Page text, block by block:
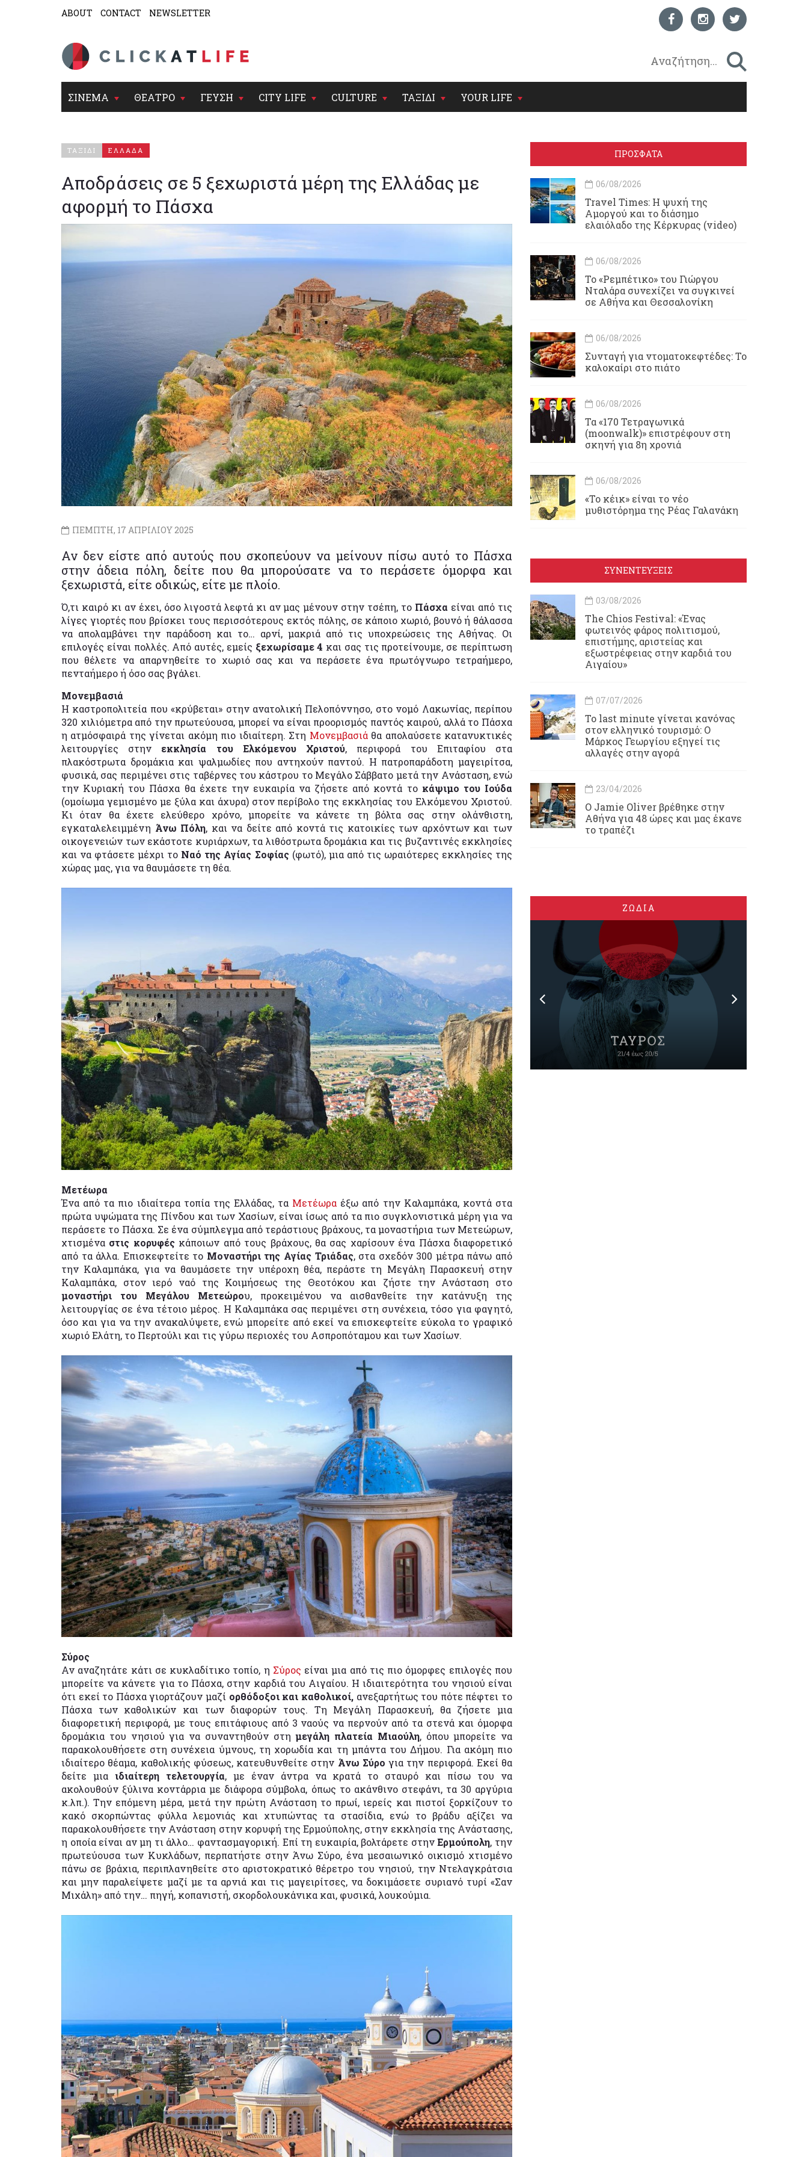
ABOUT CONTACT NEWSLETTER
ΣΙΝΕΜΑ ΘΕΑΤΡΟ ΓΕΥΣΗ CITY LIFE CULTURE ΤΑΞΙΔΙ YOUR LIFE
ΤΑΞΙΔΙ ΕΛΛΑΔΑ
Αποδράσεις σε 5 ξεχωριστά μέρη της Ελλάδας με
αφορμή το Πάσχα
ΠΕΜΠΤΗ, 17 ΑΠΡΙΛΙΟΥ 2025
Αν δεν είστε από αυτούς που σκοπεύουν να μείνουν πίσω αυτό το Πάσχα
στην άδεια πόλη, δείτε που θα μπορούσατε να το περάσετε όμορφα και
ξεχωριστά, είτε οδικώς, είτε με πλοίο.
Ό,τι καιρό κι αν έχει, όσο λιγοστά λεφτά κι αν μας μένουν στην τσέπη, το Πάσχα είναι από τις
λίγες γιορτές που βρίσκει τους περισσότερους εκτός πόλης, σε κάποιο χωριό, βουνό ή θάλασσα
να απολαμβάνει την παράδοση και το… αρνί, μακριά από τις υποχρεώσεις της Αθήνας. Οι
επιλογές είναι πολλές. Από αυτές, εμείς ξεχωρίσαμε 4 και σας τις προτείνουμε, σε περίπτωση
που θέλετε να απαρνηθείτε το χωριό σας και να περάσετε ένα πρωτόγνωρο τετραήμερο,
πενταήμερο ή όσο σας βγάλει.
Μονεμβασιά
Η καστροπολιτεία που «κρύβεται» στην ανατολική Πελοπόννησο, στο νομό Λακωνίας, περίπου
320 χιλιόμετρα από την πρωτεύουσα, μπορεί να είναι προορισμός παντός καιρού, αλλά το Πάσχα
η ατμόσφαιρά της γίνεται ακόμη πιο ιδιαίτερη. Στη Μονεμβασιάθα απολαύσετε κατανυκτικές
λειτουργίες στην εκκλησία του Ελκόμενου Χριστού, περιφορά του Επιταφίου στα
πλακόστρωτα δρομάκια και ψαλμωδίες που αντηχούν παντού. Η πατροπαράδοτη μαγειρίτσα,
φυσικά, σας περιμένει στις ταβέρνες του κάστρου το Μεγάλο Σάββατο μετά την Ανάσταση, ενώ
την Κυριακή του Πάσχα θα έχετε την ευκαιρία να ζήσετε από κοντά το κάψιμο του Ιούδα
(ομοίωμα γεμισμένο με ξύλα και άχυρα) στον περίβολο της εκκλησίας του Ελκόμενου Χριστού.
Κι όταν θα έχετε ελεύθερο χρόνο, μπορείτε να κάνετε τη βόλτα σας στην ολάνθιστη,
εγκαταλελειμμένη Άνω Πόλη, και να δείτε από κοντά τις κατοικίες των αρχόντων και των
οικογενειών των εκάστοτε κυριάρχων, τα λιθόστρωτα δρομάκια και τις βυζαντινές εκκλησίες
και να φτάσετε μέχρι το Ναό της Αγίας Σοφίας(φωτό), μια από τις ωραιότερες εκκλησίες της
χώρας μας, για να θαυμάσετε τη θέα.
Μετέωρα
Ένα από τα πιο ιδιαίτερα τοπία της Ελλάδας, τα Μετέωρα έξω από την Καλαμπάκα, κοντά στα
πρώτα υψώματα της Πίνδου και των Χασίων, είναι ίσως από τα πιο συγκλονιστικά μέρη για να
περάσετε το Πάσχα. Σε ένα σύμπλεγμα από τεράστιους βράχους, τα μοναστήρια των Μετεώρων,
χτισμένα στις κορυφές κάποιων από τους βράχους, θα σας χαρίσουν ένα Πάσχα διαφορετικό
από τα άλλα. Επισκεφτείτε το Μοναστήρι της Αγίας Τριάδας, στα σχεδόν 300 μέτρα πάνω από
την Καλαμπάκα, για να θαυμάσετε την υπέροχη θέα, περάστε τη Μεγάλη Παρασκευή στην
Καλαμπάκα, στον ιερό ναό της Κοιμήσεως της Θεοτόκου και ζήστε την Ανάσταση στο
μοναστήρι του Μεγάλου Μετεώρου, προκειμένου να αισθανθείτε την κατάνυξη της
λειτουργίας σε ένα τέτοιο μέρος. Η Καλαμπάκα σας περιμένει στη συνέχεια, τόσο για φαγητό,
όσο και για να την ανακαλύψετε, ενώ μπορείτε από εκεί να επισκεφτείτε εύκολα το γραφικό
χωριό Ελάτη, το Περτούλι και τις γύρω περιοχές του Ασπροπόταμου και των Χασίων.
Σύρος
Αν αναζητάτε κάτι σε κυκλαδίτικο τοπίο, η Σύρος είναι μια από τις πιο όμορφες επιλογές που
μπορείτε να κάνετε για το Πάσχα, στην καρδιά του Αιγαίου. Η ιδιαιτερότητα του νησιού είναι
ότι εκεί το Πάσχα γιορτάζουν μαζί ορθόδοξοι και καθολικοί,ανεξαρτήτως του πότε πέφτει το
Πάσχα των καθολικών και των διαφορών τους. Τη Μεγάλη Παρασκευή, θα ζήσετε μια
διαφορετική περιφορά, με τους επιτάφιους από 3 ναούς να περνούν από τα στενά και όμορφα
δρομάκια του νησιού για να συναντηθούν στη μεγάλη πλατεία Μιαούλη, όπου μπορείτε να
παρακολουθήσετε στη συνέχεια ύμνους, τη χορωδία και τη μπάντα του Δήμου. Για ακόμη πιο
ιδιαίτερο θέαμα, καθολικής φύσεως, κατευθυνθείτε στην Άνω Σύρο για την περιφορά. Εκεί θα
δείτε μιαιδιαίτερη τελετουργία, με έναν άντρα να κρατά το σταυρό και πίσω του να
ακολουθούν ξύλινα κοντάρρια με διάφορα σύμβολα, όπως το ακάνθινο στεφάνι, τα 30 αργύρια
κ.λπ.). Την επόμενη μέρα, μετά την πρώτη Ανάσταση το πρωί, ιερείς και πιστοί ξορκίζουν το
κακό σκορπώντας φύλλα λεμονιάς και χτυπώντας τα στασίδια, ενώ το βράδυ αξίζει να
παρακολουθήσετε την Ανάσταση στην κορυφή της Ερμούπολης, στην εκκλησία της Ανάστασης,
η οποία είναι αν μη τι άλλο… φαντασμαγορική. Επί τη ευκαιρία, βολτάρετε στηνΕρμούπολη, την
πρωτεύουσα των Κυκλάδων, περπατήστε στην Άνω Σύρο, ένα μεσαιωνικό οικισμό χτισμένο
πάνω σε βράχια, περιπλανηθείτε στο αριστοκρατικό θέρετρο του νησιού, την Ντελαγκράτσια
και μην παραλείψετε μαζί με τα αρνιά και τις μαγειρίτσες, να δοκιμάσετε συριανό τυρί «Σαν
Μιχάλη» από την… πηγή, κοπανιστή, σκορδολουκάνικα και, φυσικά, λουκούμια.
ΠΡΟΣΦΑΤΑ
06/08/2026
Travel Times: H ψυχή της
Αμοργού και το διάσημο
ελαιόλαδο της Κέρκυρας (video)
06/08/2026
Το «Ρεμπέτικο» του Γιώργου
Νταλάρα συνεχίζει να συγκινεί
σε Αθήνα και Θεσσαλονίκη
06/08/2026
Συνταγή για ντοματοκεφτέδες: Το
καλοκαίρι στο πιάτο
06/08/2026
Τα «170 Τετραγωνικά
(moonwalk)» επιστρέφουν στη
σκηνή για 8η χρονιά
06/08/2026
«Το κέικ» είναι το νέο
μυθιστόρημα της Ρέας Γαλανάκη
ΣΥΝΕΝΤΕΥΞΕΙΣ
03/08/2026
Τhe Chios Festival: «Ένας
φωτεινός φάρος πολιτισμού,
επιστήμης, αριστείας και
εξωστρέφειας στην καρδιά του
Αιγαίου»
07/07/2026
Το last minute γίνεται κανόνας
στον ελληνικό τουρισμό: Ο
Μάρκος Γεωργίου εξηγεί τις
αλλαγές στην αγορά
23/04/2026
Ο Jamie Oliver βρέθηκε στην
Αθήνα για 48 ώρες και μας έκανε
το τραπέζι
ΖΩΔΙΑ